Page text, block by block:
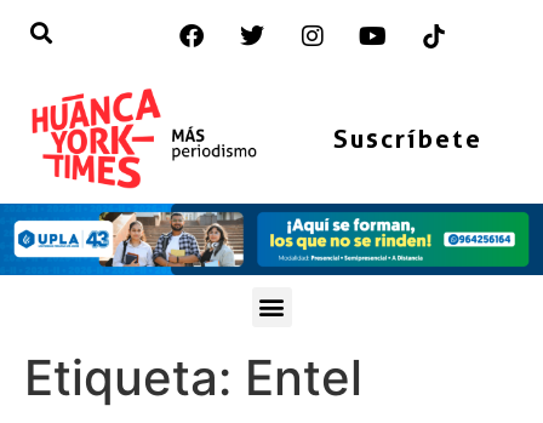
Suscríbete
Etiqueta: Entel